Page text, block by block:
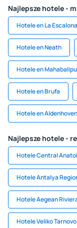
Najlepsze hotele -
Hotele en La Escalona
Hotele en Neath
Hotele en
Hotele en Brufa
Hotele en Aldenhoven
Najlepsze hotele -
Hotele Central
Hotele Antalya
Hotele Aegean
Hotele Veliko